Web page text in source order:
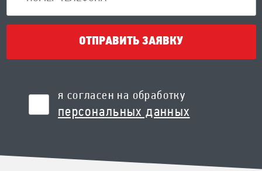
ОТПРАВИТЬ ЗАЯВКУ
я согласен на обработку
персональных данных